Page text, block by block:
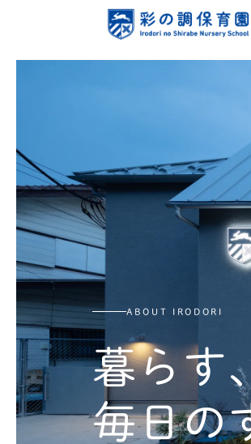
ABOUT IRODORI
暮らす
毎日の